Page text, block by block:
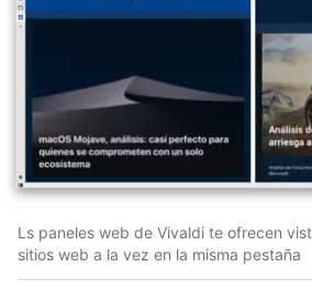
Ls paneles web de Vivaldi te ofrecen
sitios web a la vez en la misma pestaña